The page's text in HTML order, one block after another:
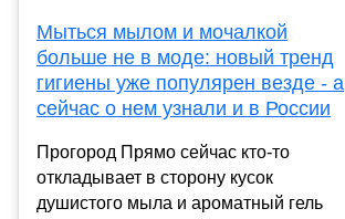
Мыться мылом и мочалкой
больше не в моде: новый тренд
гигиены уже популярен везде - а
сейчас о нем узнали и в России
Прогород Прямо сейчас кто-то
откладывает в сторону кусок
душистого мыла и ароматный гель